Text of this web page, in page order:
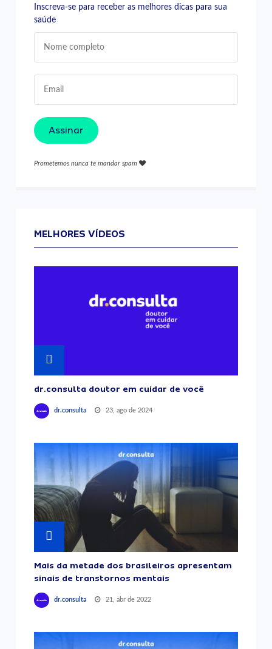
Inscreva-se para receber as melhores dicas para sua
saúde
Assinar
Prometemos nunca te mandar spam
MELHORES VÍDEOS
dr.consulta doutor em cuidar de você
dr.consulta 23, ago de 2024
Mais da metade dos brasileiros apresentam
sinais de transtornos mentais
dr.consulta 21, abr de 2022